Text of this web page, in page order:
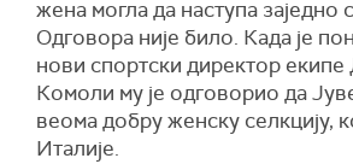
жена могла да наступа заједно
Одговора није било. Када је
нови спортски директор екипе
Комоли му је одговорио да
веома добру женску селкцију,
Италије.